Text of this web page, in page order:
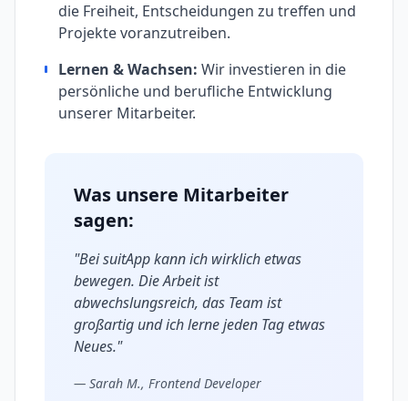
die Freiheit, Entscheidungen zu treffen und
Projekte voranzutreiben.
Lernen & Wachsen: Wir investieren in die
persönliche und berufliche Entwicklung
unserer Mitarbeiter.
Was unsere Mitarbeiter
sagen:
"Bei suitApp kann ich wirklich etwas
bewegen. Die Arbeit ist
abwechslungsreich, das Team ist
großartig und ich lerne jeden Tag etwas
Neues."
— Sarah M., Frontend Developer